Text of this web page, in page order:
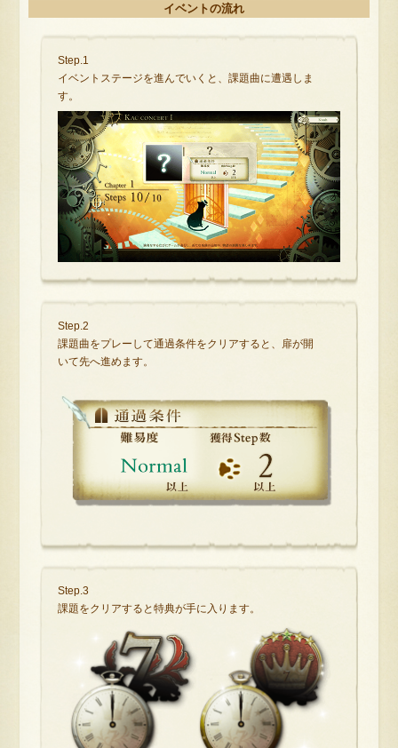
イベントの流れ
Step.1
イベントステージを進んでいくと、課題曲に遭遇しま
す。
Step.2
課題曲をプレーして通過条件をクリアすると、扉が開
いて先へ進めます。
Step.3
課題をクリアすると特典が手に入ります。